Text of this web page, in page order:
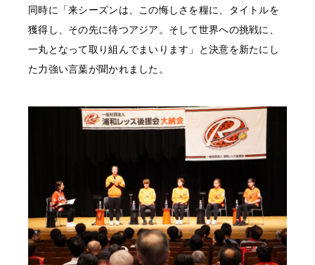
同時に「来シーズンは、この悔しさを糧に、タイトルを
獲得し、その先に待つアジア。そして世界への挑戦に、
一丸となって取り組んでまいります」と決意を新たにし
た力強い言葉が聞かれました。